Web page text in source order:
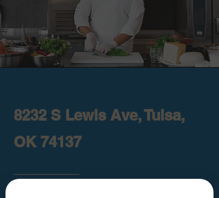
8232 S Lewis Ave, Tulsa,
OK 74137